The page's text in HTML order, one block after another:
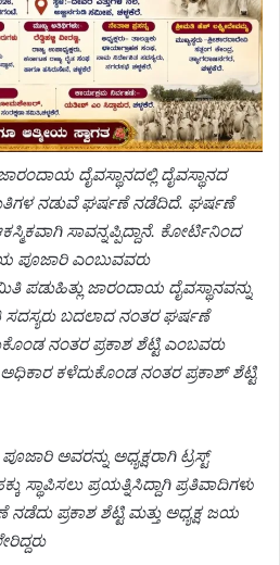
ದೈವಸ್ಥಾನದಲ್ಲಿ ದೈವಸ್ಥಾನದ
ನಡುವೆ ಘರ್ಷಣೆ ನಡೆದಿದೆ. ಘರ್ಷಣೆ
ಸಾವನ್ನಪ್ಪಿದ್ದಾನೆ. ಕೋರ್ಟಿನಿಂದ
ಪೂಜಾರಿ ಎಂಬುವವರು
ಪಡುಹಿತ್ಲು ಜಾರಂದಾಯ ದೈವಸ್ಥಾನವನ್ನು
ಸದಸ್ಯರು ಬದಲಾದ ನಂತರ ಘರ್ಷಣೆ
ನಂತರ ಪ್ರಕಾಶ ಶೆಟ್ಟಿ ಎಂಬವರು
ಕಳೆದುಕೊಂಡ ನಂತರ ಪ್ರಕಾಶ್ ಶೆಟ್ಟಿ
ಅವರನ್ನು ಅಧ್ಯಕ್ಷರಾಗಿ ಟ್ರಸ್ಟ್
ಸ್ಥಾಪಿಸಲು ಪ್ರಯತ್ನಿಸಿದ್ದಾಗಿ ಪ್ರತಿವಾದಿಗಳು
ಪ್ರಕಾಶ ಶೆಟ್ಟಿ ಮತ್ತು ಅಧ್ಯಕ್ಷ ಜಯ